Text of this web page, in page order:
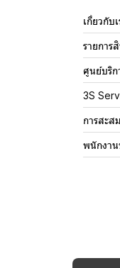
เกี่ยวกับเ
รายการ
ศูนย์บริก
3S
การสะส
พนักงาน